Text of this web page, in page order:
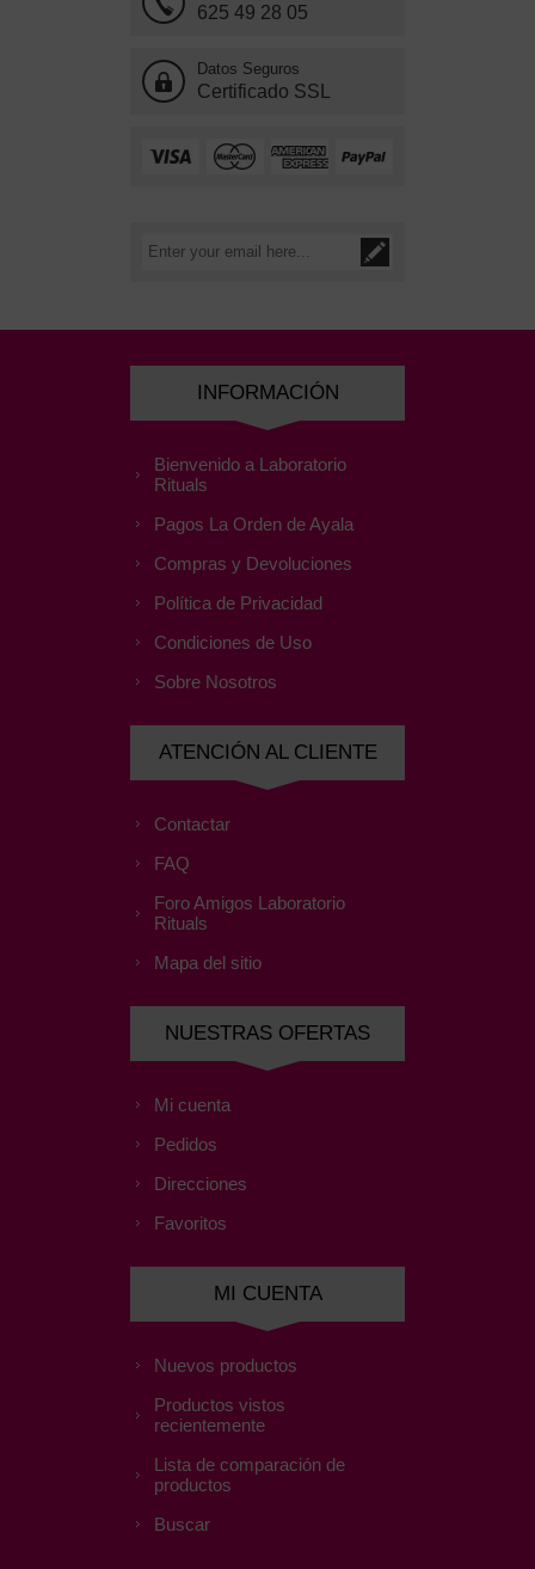
625 49 28 05
Datos Seguros
Certificado SSL
INFORMACIÓN
Bienvenido a Laboratorio
Rituals
Pagos La Orden de Ayala
Compras y Devoluciones
Política de Privacidad
Condiciones de Uso
Sobre Nosotros
ATENCIÓN AL CLIENTE
Contactar
FAQ
Foro Amigos Laboratorio
Rituals
Mapa del sitio
NUESTRAS OFERTAS
Mi cuenta
Pedidos
Direcciones
Favoritos
MI CUENTA
Nuevos productos
Productos vistos
recientemente
Lista de comparación de
productos
Buscar